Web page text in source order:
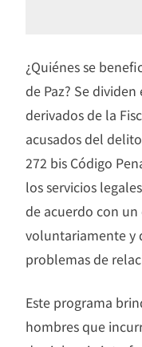
¿Quiénes se
de Paz? Se
derivados de la
acusados del
272 bis Código
los servicios
de acuerdo con
voluntariamente y
problemas de
Este programa
hombres que